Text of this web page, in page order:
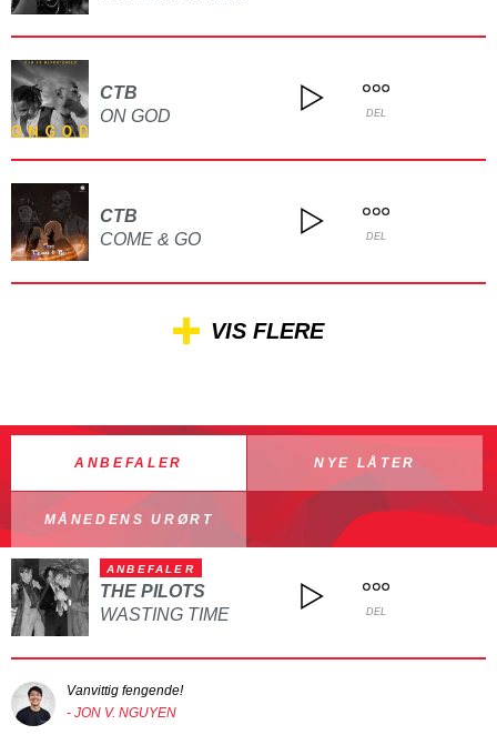
CTB
ON GOD
DEL
CTB
COME & GO
DEL
VIS FLERE
ANBEFALER NYE LÅTER
MÅNEDENS URØRT
ANBEFALER
THE PILOTS
WASTING TIME
DEL
Vanvittig fengende!
- JON V. NGUYEN